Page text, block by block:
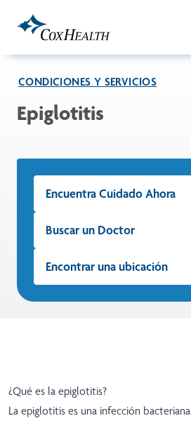
CONDICIONES Y SERVICIOS
Epiglotitis
Encuentra Cuidado Ahora
Buscar un Doctor
Encontrar una ubicación
¿Qué es la epiglotitis?
La epiglotitis es una infección